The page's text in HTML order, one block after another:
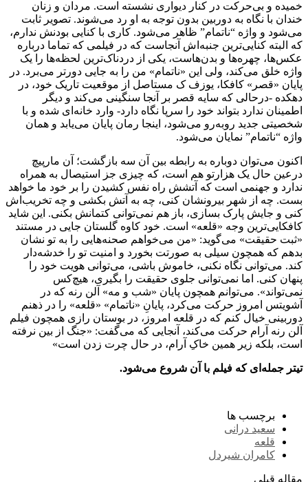
خمیده و بی‌حرکت در کنار دیواری نشسته است. مردان و زنان
خندان با نگاه به دوربین بدون توجه به او رد می‌شوند. تصویر ثابت
می‌شود و واژه “ناتمام” ظاهر می‌شود. کاری با کنایی بودنش ندارم،
که البته کنایی‌ترین جنبه‌اش آنجاست که در فیلمی که تماما درباره
عکس‌ها، چهره‌ها و بدن‌هاست، یکی از دردناک‌ترین لحظه‌ها را یک
واژه خلق می‌کند، ولی این «ناتمام» من را به جایی دورتر می‌برد. در
پایان «قصر» کافکا، یوزف ک مستاصل از موقعیت تاریک خود، در
دهکده -درحالی که سایه قصر بر آنجا سنگینی می‌کند و دیگر
اطمینان ندارد بتواند خود را سرپا نگاه دارد- وارد خانه‌ای شده و با
شخصیتی جدید روبه‌رو می‌شود، اینجا رمان پایان می‌یابد و همان
واژه “ناتمام” نمایان می‌شود.
اکنون می‌توان دوباره به رابطه بین آن سه بازگشت؛ آن مارپیچ
درعین حال یک هزارتو هم است، که چیزی جز استیصال به همراه
ندارد و جهنمی است که آتشش راه نفس کشیدن را بر خود ما خواهد
بست. چه از شهر بیرونشان کنی، چه به آتش بکشی و چه تخریب‌اش
کنی و جایش پارک بسازی، باز هم نمی‌توانی کتمانش بکنی. این شاید
کافکایی‌ترین وجه «قلعه» است. خود کاوه گلستان جایی در مستند
«ثبت حقیقت» می‌گوید: «من می‌خواهم صحنه‌هایی را به تو نشان
بدهم که همچون سیلی به صورتت بخورد و امنیت تو را خدشه‌دار
کند. می‌توانی نگاه نکنی، خاموش باشی، می‌توانی هویت خود را
پنهان کنی. اما نمی‌توانی جلوی حقیقت را بگیری، هیچ‌کس
نمی‌تواند». می‌توانم همچون پایان «شب و مه» آلن رنه که در
آشویتس امروز حرکت می‌کرد، پایانِ «ناتمام» «قلعه» را در ذهنم
دوربینی خیال کنم که در قلعه امروز، در بوستان رازی همچون فیلم
آلن رنه آرام حرکت می‌کند، آنجایی که می‌گفت: «جنگ از بین نرفته
است، بلکه زیر همین خاکِ آرام، در حال چرت زدن است»
تیتر جمله‌ای که فیلم با آن شروع می‌شود.
برچسب ها
سعید درانی
قلعه
کامران شیردل
مقاله قبلی